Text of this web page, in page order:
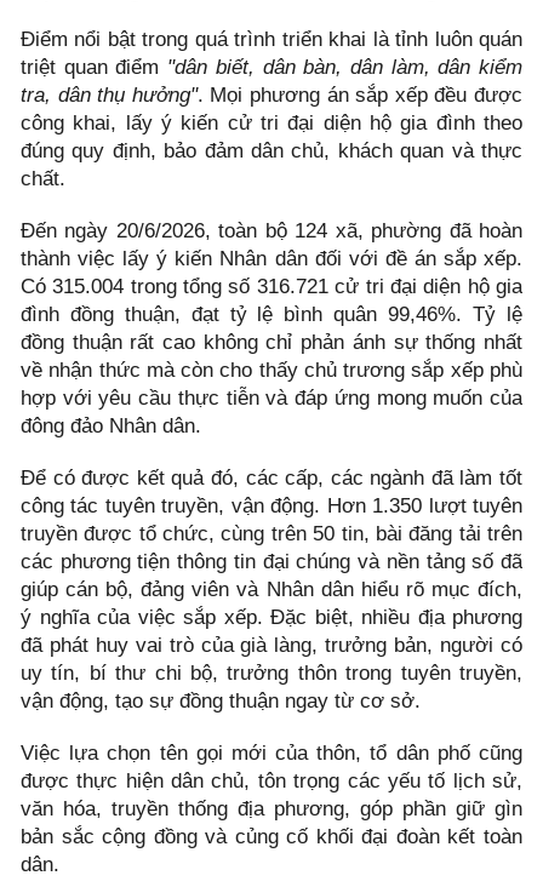
Điểm nổi bật trong quá trình triển khai là tỉnh luôn quán
triệt quan điểm "dân biết, dân bàn, dân làm, dân kiểm
tra, dân thụ hưởng". Mọi phương án sắp xếp đều được
công khai, lấy ý kiến cử tri đại diện hộ gia đình theo
đúng quy định, bảo đảm dân chủ, khách quan và thực
chất.
Đến ngày 20/6/2026, toàn bộ 124 xã, phường đã hoàn
thành việc lấy ý kiến Nhân dân đối với đề án sắp xếp.
Có 315.004 trong tổng số 316.721 cử tri đại diện hộ gia
đình đồng thuận, đạt tỷ lệ bình quân 99,46%. Tỷ lệ
đồng thuận rất cao không chỉ phản ánh sự thống nhất
về nhận thức mà còn cho thấy chủ trương sắp xếp phù
hợp với yêu cầu thực tiễn và đáp ứng mong muốn của
đông đảo Nhân dân.
Để có được kết quả đó, các cấp, các ngành đã làm tốt
công tác tuyên truyền, vận động. Hơn 1.350 lượt tuyên
truyền được tổ chức, cùng trên 50 tin, bài đăng tải trên
các phương tiện thông tin đại chúng và nền tảng số đã
giúp cán bộ, đảng viên và Nhân dân hiểu rõ mục đích,
ý nghĩa của việc sắp xếp. Đặc biệt, nhiều địa phương
đã phát huy vai trò của già làng, trưởng bản, người có
uy tín, bí thư chi bộ, trưởng thôn trong tuyên truyền,
vận động, tạo sự đồng thuận ngay từ cơ sở.
Việc lựa chọn tên gọi mới của thôn, tổ dân phố cũng
được thực hiện dân chủ, tôn trọng các yếu tố lịch sử,
văn hóa, truyền thống địa phương, góp phần giữ gìn
bản sắc cộng đồng và củng cố khối đại đoàn kết toàn
dân.